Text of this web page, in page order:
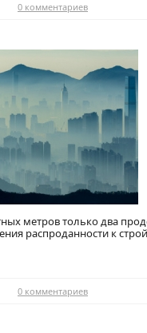
0 комментариев
метров только два
распроданности к
0 комментариев